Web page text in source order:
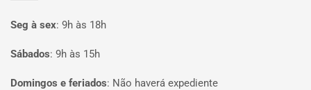
Seg à sex: 9h às 18h
Sábados: 9h às 15h
Domingos e feriados: Não haverá expediente